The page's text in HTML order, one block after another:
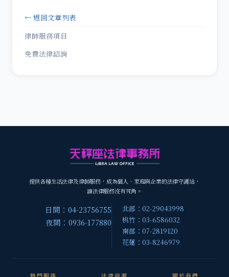
← 返回文章列表
律師服務項目
免費法律諮詢
提供各種生活法律及律師服務，成為個人、家庭與企業的法律守護站，
讓法律服務沒有死角。
日間：04-23756755
夜間：0936-177880
北部：02-29043998
桃竹：03-6586032
南部：07-2819120
花蓮：03-8246979